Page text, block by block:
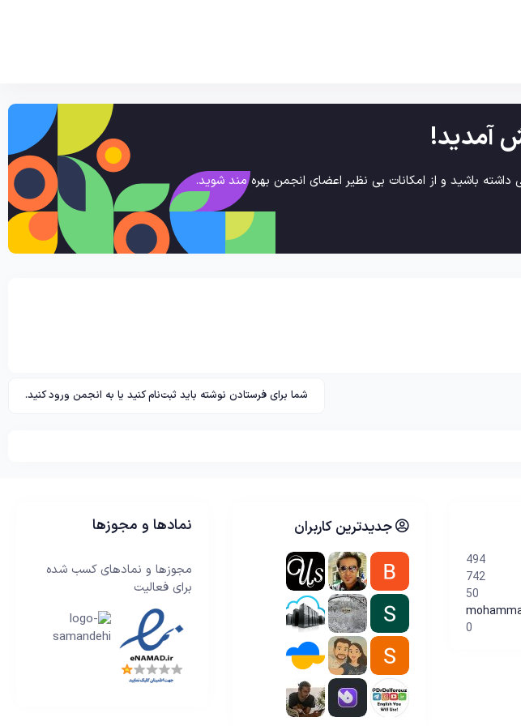
آمدید!
باشید و از امکانات بی نظیر اعضای انجمن بهره مند شوید.
شما برای فرستادن نوشته باید ثبت‌نام کنید یا به انجمن ورود کنید.
494
742
50
0
جدیدترین کاربران نمادها و مجوزها
مجوزها و نمادهای کسب شده
برای فعالیت